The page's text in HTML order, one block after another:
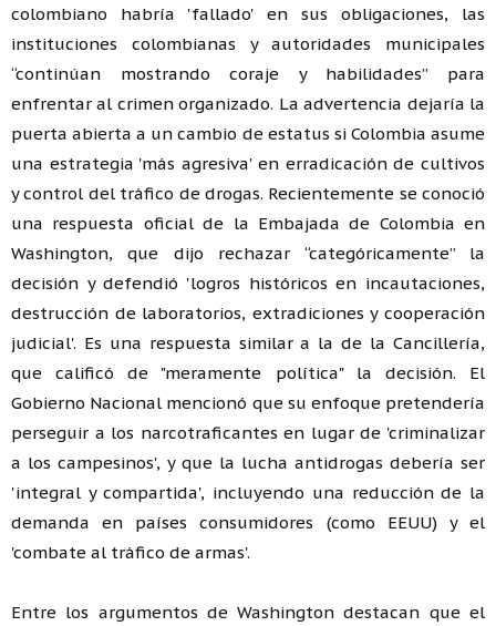
colombiano habría 'fallado' en sus obligaciones, las
instituciones colombianas y autoridades municipales
“continúan mostrando coraje y habilidades” para
enfrentar al crimen organizado. La advertencia dejaría la
puerta abierta a un cambio de estatus si Colombia asume
una estrategia 'más agresiva' en erradicación de cultivos
y control del tráfico de drogas. Recientemente se conoció
una respuesta oficial de la Embajada de Colombia en
Washington, que dijo rechazar “categóricamente” la
decisión y defendió 'logros históricos en incautaciones,
destrucción de laboratorios, extradiciones y cooperación
judicial'. Es una respuesta similar a la de la Cancillería,
que calificó de "meramente política" la decisión. El
Gobierno Nacional mencionó que su enfoque pretendería
perseguir a los narcotraficantes en lugar de 'criminalizar
a los campesinos', y que la lucha antidrogas debería ser
'integral y compartida', incluyendo una reducción de la
demanda en países consumidores (como EEUU) y el
'combate al tráfico de armas'.
Entre los argumentos de Washington destacan que el